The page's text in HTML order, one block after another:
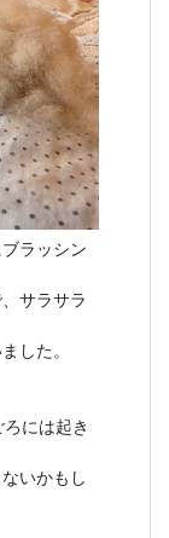
ラッシン
サラサラ
した。
には起き
いかもし